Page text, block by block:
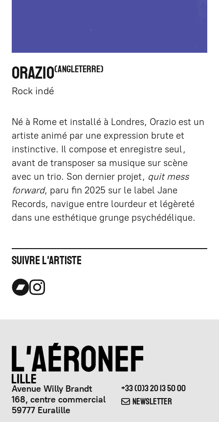
ORAZIO ANGLETERRE
Rock indé
Né à Rome et installé à Londres, Orazio est un
artiste animé par une expression brute et
instinctive. Il compose et enregistre seul,
avant de transposer sa musique sur scène
avec un trio. Son dernier projet, quit mess
forward, paru fin 2025 sur le label Jane
Records, navigue entre lourdeur et légèreté
dans une esthétique grunge psychédélique.
Suivre l'artiste
Avenue Willy Brandt
168, centre commercial
59777 Euralille
+33 (0)3 20 13 50 00
NEWSLETTER